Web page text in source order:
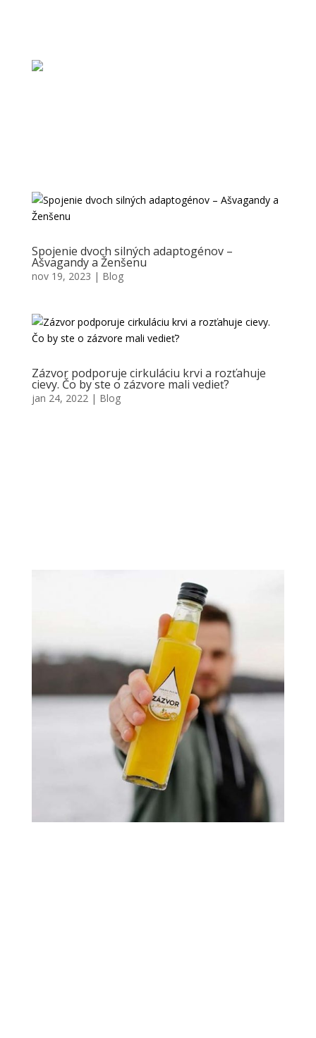
Spojenie dvoch silných adaptogénov –
Ašvagandy a Ženšenu
nov 19, 2023 | Blog
Zázvor podporuje cirkuláciu krvi a rozťahuje
cievy. Čo by ste o zázvore mali vedieť?
jan 24, 2022| Blog